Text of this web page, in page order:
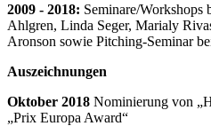
2009 - 2018: Seminare/Workshops
Ahlgren, Linda Seger, Marialy
Aronson sowie Pitching-Seminar
Auszeichnungen
Oktober 2018 Nominierung von
„Prix Europa Award“